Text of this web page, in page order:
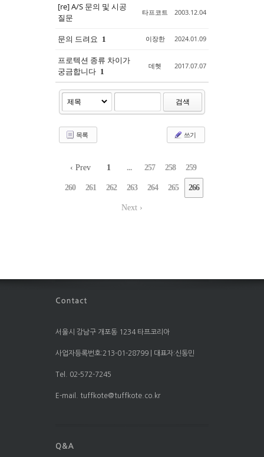
[re] A/S 문의 및 시공
질문
타프코트 2003.12.04
문의 드려요 1 이장한 2024.01.09
프로텍션 종류 차이가
궁금합니다 1
데헷 2017.07.07
검색
목록 쓰기
‹ Prev 1 ... 257 258 259
260 261 262 263 264 265 266
Next ›
서울시 강남구 개포동 1234 타프코리아
사업자등록번호:213-01-28799 | 대표자:신동민
Tel. 02-572-7245
E-mail. tuffkote@tuffkote.co.kr